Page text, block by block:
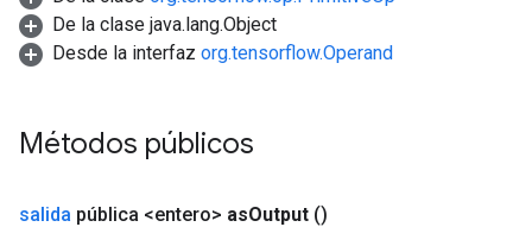
De la clase java.lang.Object
Desde la interfaz org.tensorflow.Operand
Métodos públicos
salida pública <entero> asOutput ()